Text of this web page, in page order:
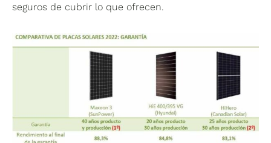
seguros de cubrir lo que ofrecen.